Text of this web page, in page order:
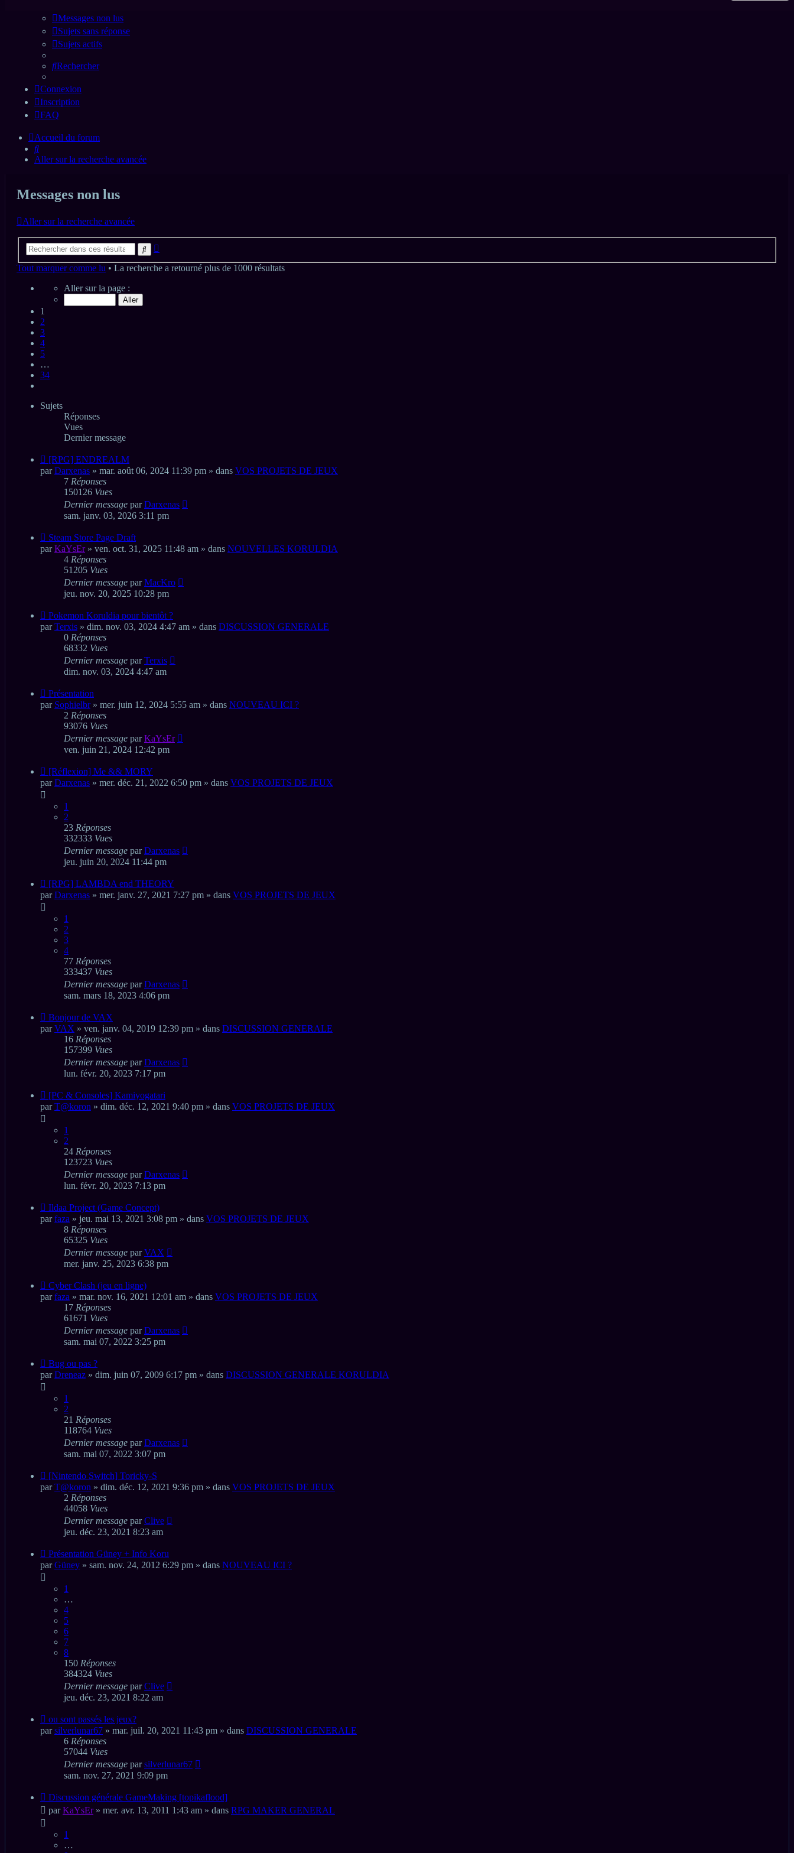
Messages non lus
Sujets sans réponse
Sujets actifs
Rechercher
Connexion
Inscription
FAQ
Accueil du forum
Rechercher
Aller sur la recherche avancée
Messages non lus
Aller sur la recherche avancée
Rechercher
Tout marquer comme lu • La recherche a retourné plus de 1000 résultats
Page
sur
34
Aller sur la page :
1
2
3
4
5
…
34
Sujets
Réponses
Vues
Dernier message
Nouveau
message
[RPG] ENDREALM
parDarxenas » mar. août 06, 2024 11:39 pm » dans VOS PROJETS DE JEUX
7 Réponses
150126 Vues
Dernier message parDarxenas
sam. janv. 03, 2026 3:11 pm
Nouveau
message
Steam Store Page Draft
parKaYsEr» ven. oct. 31, 2025 11:48 am » dans NOUVELLES KORULDIA
4 Réponses
51205 Vues
Dernier message parMacKro
jeu. nov. 20, 2025 10:28 pm
Nouveau
message
Pokemon Koruldia pour bientôt ?
parTerxis » dim. nov. 03, 2024 4:47 am » dans DISCUSSION GENERALE
0 Réponses
68332 Vues
Dernier message parTerxis
dim. nov. 03, 2024 4:47 am
Nouveau
message
Présentation
par Sophielbr» mer. juin 12, 2024 5:55 am » dans NOUVEAU ICI ?
2 Réponses
93076 Vues
Dernier message parKaYsEr
ven. juin 21, 2024 12:42 pm
Nouveau
message
[Réflexion] Me && MORY
parDarxenas » mer. déc. 21, 2022 6:50 pm » dans VOS PROJETS DE JEUX
1
2
23 Réponses
332333 Vues
Dernier message parDarxenas
jeu. juin 20, 2024 11:44 pm
Nouveau
message
[RPG] LAMBDA end THEORY
parDarxenas » mer. janv. 27, 2021 7:27 pm » dans VOS PROJETS DE JEUX
1
2
3
4
77 Réponses
333437 Vues
Dernier message parDarxenas
sam. mars 18, 2023 4:06 pm
Nouveau
message
Bonjour de VAX
parVAX » ven. janv. 04, 2019 12:39 pm » dans DISCUSSION GENERALE
16 Réponses
157399 Vues
Dernier message parDarxenas
lun. févr. 20, 2023 7:17 pm
Nouveau
message
[PC & Consoles] Kamiyogatari
parT@koron » dim. déc. 12, 2021 9:40 pm » dans VOS PROJETS DE JEUX
1
2
24 Réponses
123723 Vues
Dernier message parDarxenas
lun. févr. 20, 2023 7:13 pm
Nouveau
message
Ildaa Project (Game Concept)
parfaza » jeu. mai 13, 2021 3:08 pm » dans VOS PROJETS DE JEUX
8 Réponses
65325 Vues
Dernier message parVAX
mer. janv. 25, 2023 6:38 pm
Nouveau
message
Cyber Clash (jeu en ligne)
parfaza » mar. nov. 16, 2021 12:01 am » dans VOS PROJETS DE JEUX
17 Réponses
61671 Vues
Dernier message parDarxenas
sam. mai 07, 2022 3:25 pm
Nouveau
message
Bug ou pas ?
parDreneaz » dim. juin 07, 2009 6:17 pm » dans DISCUSSION GENERALE KORULDIA
1
2
21 Réponses
118764 Vues
Dernier message parDarxenas
sam. mai 07, 2022 3:07 pm
Nouveau
message
[Nintendo Switch] Toricky-S
parT@koron » dim. déc. 12, 2021 9:36 pm » dans VOS PROJETS DE JEUX
2 Réponses
44058 Vues
Dernier message parClive
jeu. déc. 23, 2021 8:23 am
Nouveau
message
Présentation Güney + Info Koru
parGüney » sam. nov. 24, 2012 6:29 pm » dans NOUVEAU ICI ?
1
…
4
5
6
7
8
150 Réponses
384324 Vues
Dernier message parClive
jeu. déc. 23, 2021 8:22 am
Nouveau
message
ou sont passés les jeux?
parsilverlunar67 » mar. juil. 20, 2021 11:43 pm » dans DISCUSSION GENERALE
6 Réponses
57044 Vues
Dernier message parsilverlunar67
sam. nov. 27, 2021 9:09 pm
Nouveau
message
Discussion générale GameMaking [topikaflood]
parKaYsEr» mer. avr. 13, 2011 1:43 am » dans RPG MAKER GENERAL
1
…